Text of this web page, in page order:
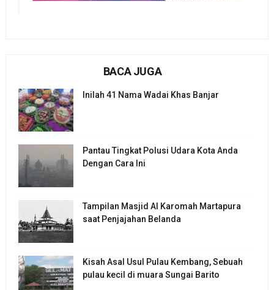
BACA JUGA
Inilah 41 Nama Wadai Khas Banjar
Pantau Tingkat Polusi Udara Kota Anda
Dengan Cara Ini
Tampilan Masjid Al Karomah Martapura
saat Penjajahan Belanda
Kisah Asal Usul Pulau Kembang, Sebuah
pulau kecil di muara Sungai Barito